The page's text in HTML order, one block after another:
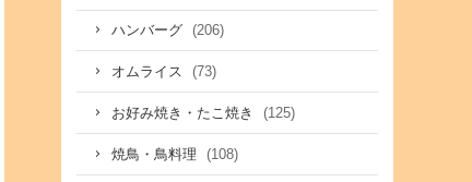
ハンバーグ (206)
オムライス (73)
お好み焼き・たこ焼き (125)
焼鳥・鳥料理 (108)